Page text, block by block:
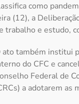
como
(12), a
trabalho e estudo,
ato também institui
do CFC e
Federal de
a adotarem as